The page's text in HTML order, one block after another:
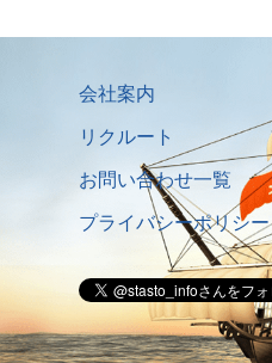
会社案内
リクルート
お問い合わせ一覧
プライバシーポリシー